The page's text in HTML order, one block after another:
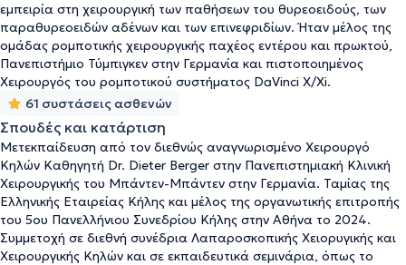
εμπειρία στη χειρουργική των παθήσεων του θυρεοειδούς, των
παραθυρεοειδών αδένων και των επινεφριδίων. Ήταν μέλος της
ομάδας ρομποτικής χειρουργικής παχέος εντέρου και πρωκτού,
Πανεπιστήμιο Τύμπιγκεν στην Γερμανία και πιστοποιημένος
Χειρουργός του ρομποτικού συστήματος DaVinci X/Xi.
61 συστάσεις ασθενών
Σπουδές και κατάρτιση
Μετεκπαίδευση από τον διεθνώς αναγνωρισμένο Χειρουργό
Κηλών Καθηγητή Dr. Dieter Berger στην Πανεπιστημιακή Κλινική
Χειρουργικής του Μπάντεν-Μπάντεν στην Γερμανία. Ταμίας της
Ελληνικής Εταιρείας Κήλης και μέλος της οργανωτικής επιτροπής
του 5ου Πανελλήνιου Συνεδρίου Κήλης στην Αθήνα το 2024.
Συμμετοχή σε διεθνή συνέδρια Λαπαροσκοπικής Χειορυγικής και
Χειρουργικής Κηλών και σε εκπαιδευτικά σεμινάρια, όπως το